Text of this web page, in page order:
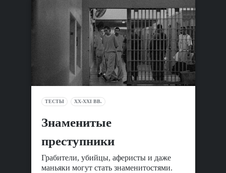
ТЕСТЫ XX-XXI ВВ.
Знаменитые
преступники
Грабители, убийцы, аферисты и даже
маньяки могут стать знаменитостями.